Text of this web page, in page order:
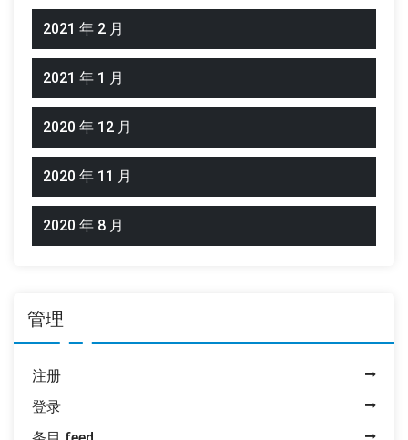
2021 年 2 月
2021 年 1 月
2020 年 12 月
2020 年 11 月
2020 年 8 月
管理
注册
登录